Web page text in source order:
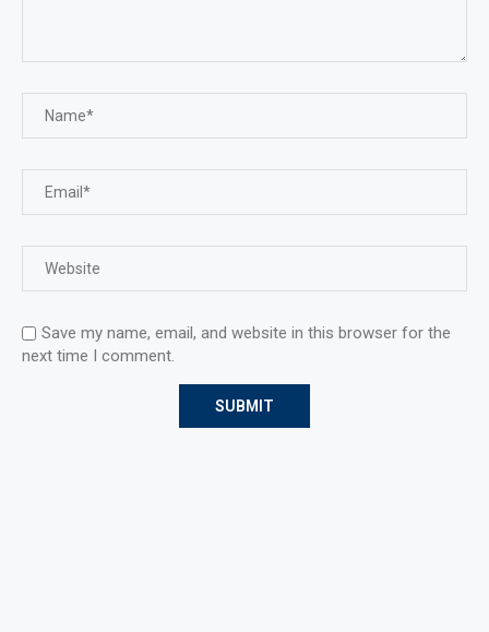
Save my name, email, and website in this browser for the
next time I comment.